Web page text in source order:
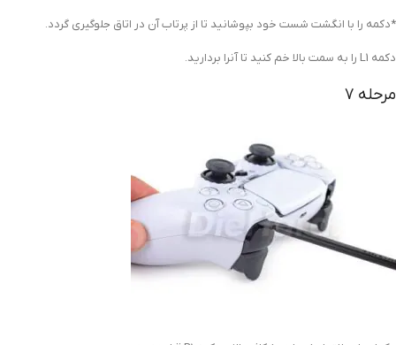
*دکمه را با انگشت شست خود بپوشانید تا از پرتاب آن در اتاق جلوگیری گردد.
دکمه L1 را به سمت بالا خم کنید تا آنرا بردارید.
مرحله 7